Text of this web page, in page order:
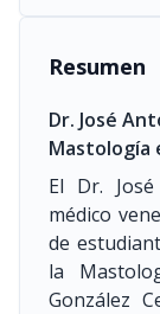
Resumen
Dr. José
Mastología
El Dr.
médico
de
la
González